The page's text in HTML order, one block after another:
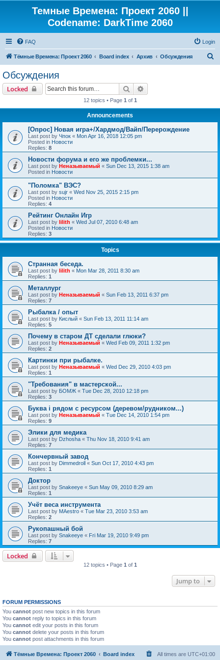
Темные Времена: Проект 2060 ||
Codename: DarkTime 2060
FAQ Login
Тёмные Времена: Проект 2060 Board index Архив Обсуждения
Обсуждения
Locked Search
12 topics • Page 1 of 1
Announcements
[Опрос] Новая игра+/Хардмод/Вайп/Перерождение
Last post by Чпок « Mon Apr 16, 2018 12:05 pm
Posted in Новости
Replies: 8
Новости форума и его же проблемки...
Last post by Неназываемый « Sun Dec 13, 2015 1:38 am
Posted in Новости
"Поломка" ВЭС?
Last post by sujr « Wed Nov 25, 2015 2:15 pm
Posted in Новости
Replies: 4
Рейтинг Онлайн Игр
Last post by lilith « Wed Jul 07, 2010 6:48 am
Posted in Новости
Replies: 3
Topics
Странная беседа.
Last post by lilith « Mon Mar 28, 2011 8:30 am
Replies: 1
Металлург
Last post by Неназываемый « Sun Feb 13, 2011 6:37 pm
Replies: 7
Рыбалка / опыт
Last post by Кислый « Sun Feb 13, 2011 11:14 am
Replies: 5
Почему в старом ДТ сделали глюки?
Last post by Неназываемый « Wed Feb 09, 2011 1:32 pm
Replies: 2
Картинки при рыбалке.
Last post by Неназываемый « Wed Dec 29, 2010 4:03 pm
Replies: 1
"Требования" в мастерской...
Last post by БОМЖ « Tue Dec 28, 2010 12:18 pm
Replies: 3
Буква i рядом с ресурсом (деревом/рудником...)
Last post by Неназываемый « Tue Dec 14, 2010 1:54 pm
Replies: 9
Элики для медика
Last post by Dzhosha « Thu Nov 18, 2010 9:41 am
Replies: 7
Кончервный завод
Last post by Dimmedroll « Sun Oct 17, 2010 4:43 pm
Replies: 1
Доктор
Last post by Snakeeye « Sun May 09, 2010 8:29 am
Replies: 1
Учёт веса инструмента
Last post by MAestro « Tue Mar 23, 2010 3:53 am
Replies: 2
Рукопашный бой
Last post by Snakeeye « Fri Mar 19, 2010 9:49 pm
Replies: 7
Locked
12 topics • Page 1 of 1
Jump to
FORUM PERMISSIONS
You cannot post new topics in this forum
You cannot reply to topics in this forum
You cannot edit your posts in this forum
You cannot delete your posts in this forum
You cannot post attachments in this forum
Тёмные Времена: Проект 2060 Board index All times are UTC+01:00